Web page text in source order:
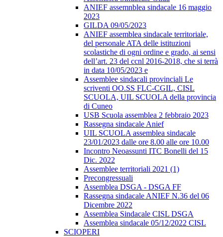
ANIEF assemnblea sindacale 16 maggio
2023
GILDA 09/05/2023
ANIEF assemblea sindacale territoriale,
del personale ATA delle istituzioni
scolastiche di ogni ordine e grado, ai sensi
dell’art. 23 del ccnl 2016-2018, che si terrà
in data 10/05/2023 e
Assemblee sindacali provinciali Le
scriventi OO.SS FLC-CGIL, CISL
SCUOLA, UIL SCUOLA della provincia
di Cuneo
USB Scuola assemblea 2 febbraio 2023
Rassegna sindacale Anief
UIL SCUOLA assemblea sindacale
23/01/2023 dalle ore 8.00 alle ore 10.00
Incontro Neoassunti ITC Bonelli del 15
Dic. 2022
Assemblee territoriali 2021 (1)
Precongressuali
Assemblea DSGA - DSGA FF
Rassegna sindacale ANIEF N.36 del 06
Dicembre 2022
Assemblea Sindacale CISL DSGA
Assemblea sindacale 05/12/2022 CISL
SCIOPERI